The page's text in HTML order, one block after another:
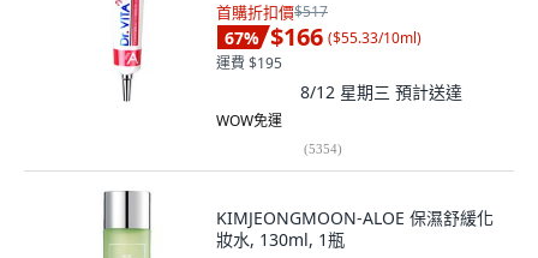
首購折扣價$517
67% $166 ($55.33/10ml)
運費 $195
8/12 星期三 預計送達
WOW免運
(5354)
KIMJEONGMOON-ALOE 保濕舒緩化
妝水, 130ml, 1瓶